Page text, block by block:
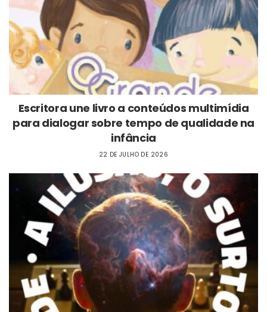
Escritora une livro a conteúdos multimídia
para dialogar sobre tempo de qualidade na
infância
22 DE JULHO DE 2026